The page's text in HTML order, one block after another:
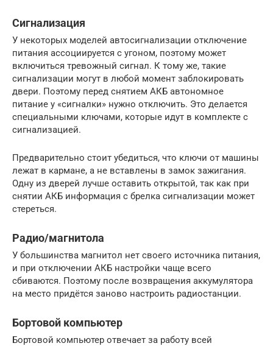
Сигнализация
У некоторых моделей автосигнализации отключение
питания ассоциируется с угоном, поэтому может
включиться тревожный сигнал. К тому же, такие
сигнализации могут в любой момент заблокировать
двери. Поэтому перед снятием АКБ автономное
питание у «сигналки» нужно отключить. Это делается
специальными ключами, которые идут в комплекте с
сигнализацией.
Предварительно стоит убедиться, что ключи от машины
лежат в кармане, а не вставлены в замок зажигания.
Одну из дверей лучше оставить открытой, так как при
снятии АКБ информация с брелка сигнализации может
стереться.
Радио/магнитола
У большинства магнитол нет своего источника питания,
и при отключении АКБ настройки чаще всего
сбиваются. Поэтому после возвращения аккумулятора
на место придётся заново настроить радиостанции.
Бортовой компьютер
Бортовой компьютер отвечает за работу всей